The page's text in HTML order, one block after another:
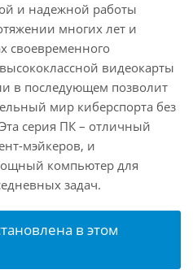
и надежной работы
многих лет и
своевременного
видеокарты
в последующем позволит
мир киберспорта без
серия ПК – отличный
мэйкеров, и
компьютер для
задач.
в этом